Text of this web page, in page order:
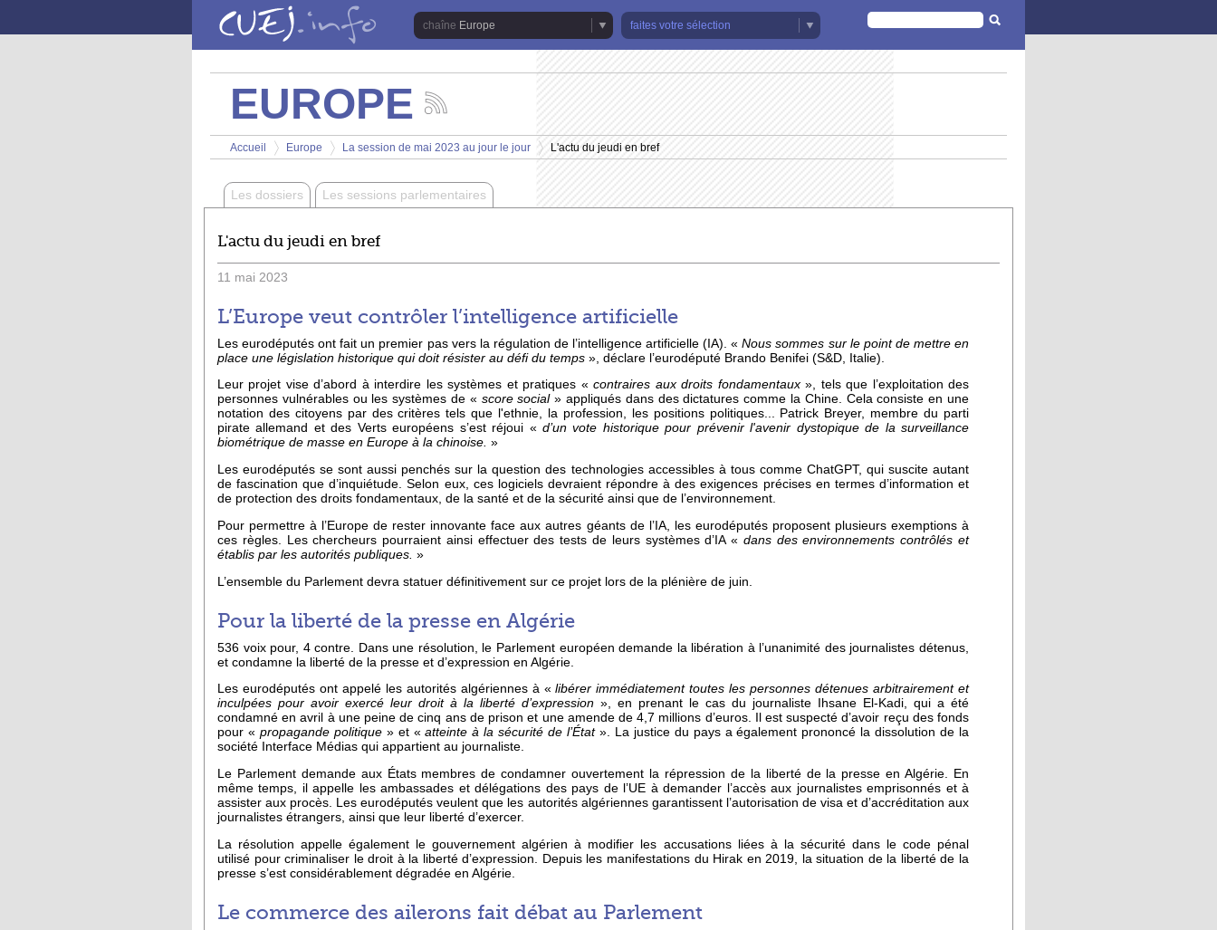
Europe
faites votre sélection
FORMULAIRE
DE
RECHERCHE
EUROPE
les
actualités
de
chaîne
Europe
Vous êtes ici
Accueil
>
Europe
>
La session de mai 2023 au jour le jour
>
L'actu du jeudi en bref
Les dossiers Les sessions parlementaires
L'actu du jeudi en bref
11 mai 2023
L’Europe veut contrôler l’intelligence artificielle
Les eurodéputés ont fait un premier pas vers la régulation de l’intelligence artificielle (IA). «Nous sommes sur le point de mettre en
place une législation historique qui doit résister au défi du temps », déclare l’eurodéputé Brando Benifei (S&D, Italie).
Leur projet vise d’abord à interdire les systèmes et pratiques «contraires aux droits fondamentaux», tels que l’exploitation des
personnes vulnérables ou les systèmes de « score social» appliqués dans des dictatures comme la Chine. Cela consiste en une
notation des citoyens par des critères tels que l'ethnie, la profession, les positions politiques... Patrick Breyer, membre du parti
pirate allemand et des Verts européens s’est réjoui « d’un vote historique pour prévenir l'avenir dystopique de la surveillance
biométrique de masse en Europe à la chinoise. »
Les eurodéputés se sont aussi penchés sur la question des technologies accessibles à tous comme ChatGPT, qui suscite autant
de fascination que d’inquiétude. Selon eux, ces logiciels devraient répondre à des exigences précises en termes d’information et
de protection des droits fondamentaux, de la santé et de la sécurité ainsi que de l’environnement.
Pour permettre à l’Europe de rester innovante face aux autres géants de l’IA, les eurodéputés proposent plusieurs exemptions à
ces règles. Les chercheurs pourraient ainsi effectuer des tests de leurs systèmes d’IA « dans des environnements contrôlés et
établis par les autorités publiques. »
L’ensemble du Parlement devra statuer définitivement sur ce projet lors de la plénière de juin.
Pour la liberté de la presse en Algérie
536 voix pour, 4 contre. Dans une résolution, le Parlement européen demande la libération à l’unanimité des journalistes détenus,
et condamne la liberté de la presse et d’expression en Algérie.
Les eurodéputés ont appelé les autorités algériennes à «libérer immédiatement toutes les personnes détenues arbitrairement et
inculpées pour avoir exercé leur droit à la liberté d’expression », en prenant le cas du journaliste Ihsane El-Kadi, qui a été
condamné en avril à une peine de cinq ans de prison et une amende de 4,7 millions d’euros. Il est suspecté d’avoir reçu des fonds
pour « propagande politique» et «atteinte à la sécurité de l’État». La justice du pays a également prononcé la dissolution de la
société Interface Médias qui appartient au journaliste.
Le Parlement demande aux États membres de condamner ouvertement la répression de la liberté de la presse en Algérie. En
même temps, il appelle les ambassades et délégations des pays de l’UE à demander l’accès aux journalistes emprisonnés et à
assister aux procès. Les eurodéputés veulent que les autorités algériennes garantissent l’autorisation de visa et d’accréditation aux
journalistes étrangers, ainsi que leur liberté d’exercer.
La résolution appelle également le gouvernement algérien à modifier les accusations liées à la sécurité dans le code pénal
utilisé pour criminaliser le droit à la liberté d’expression. Depuis les manifestations du Hirak en 2019, la situation de la liberté de la
presse s’est considérablement dégradée en Algérie.
Le commerce des ailerons fait débat au Parlement